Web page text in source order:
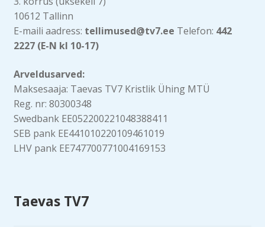
10612 Tallinn
E-maili aadress: tellimused@tv7.ee Telefon: 442
2227 (E-N kl 10-17)
Arveldusarved:
Maksesaaja: Taevas TV7 Kristlik Ühing MTÜ
Reg. nr: 80300348
Swedbank EE052200221048388411
SEB pank EE441010220109461019
LHV pank EE747700771004169153
Taevas TV7